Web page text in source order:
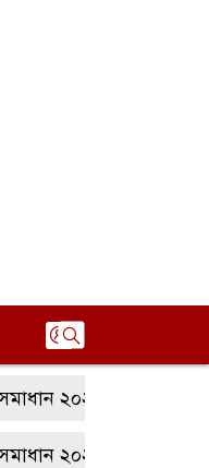
২০২৫ | RU A Unit
২০২৫ | RU A Unit